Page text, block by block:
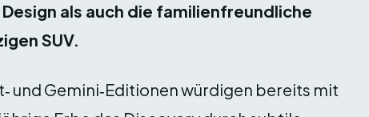
als auch die familienfreundliche
SUV.
und Gemini‑Editionen würdigen bereits mit